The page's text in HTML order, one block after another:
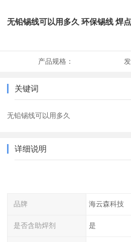
无铅锡线可以用多久 环保锡线 焊
产品规格：
关键词
无铅锡线可以用多久
详细说明
品牌 海云森科技
是否含助焊剂 是